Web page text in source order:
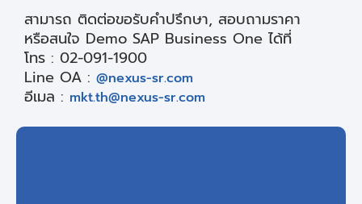
สามารถ ติดต่อขอรับคำปรึกษา, สอบถามราคา
หรือสนใจ Demo SAP Business One ได้ที่
โทร : 02-091-1900
Line OA : @nexus-sr.com
อีเมล : mkt.th@nexus-sr.com